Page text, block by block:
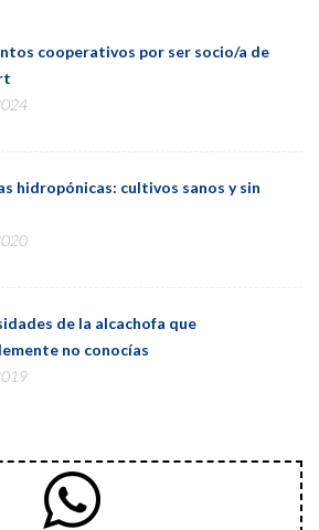
cooperativos por ser socio/a de
hidropónicas: cultivos sanos y sin
de la alcachofa que
no conocías